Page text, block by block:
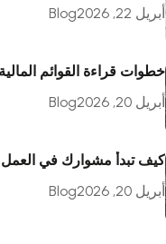
أبريل 22, 2026
Blog
خطوات قراءة القوائم
أبريل 20, 2026
Blog
كيف تبدأ مشوارك في
أبريل 20, 2026
Blog